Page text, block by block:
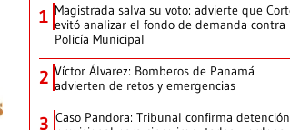
1 Magistrada salva su voto: advierte que
evitó analizar el fondo de demanda contra
Policía Municipal
2 Víctor Álvarez: Bomberos de Panamá
advierten de retos y emergencias
3 Caso Pandora: Tribunal confirma detención